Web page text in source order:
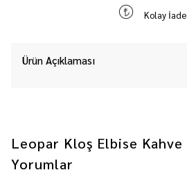
Kolay İade
Ürün Açıklaması
Leopar Kloş Elbise Kahve
Yorumlar